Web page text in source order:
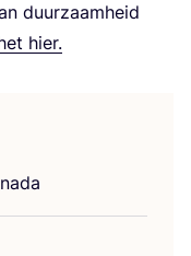
duur­zaam­heid
hier.